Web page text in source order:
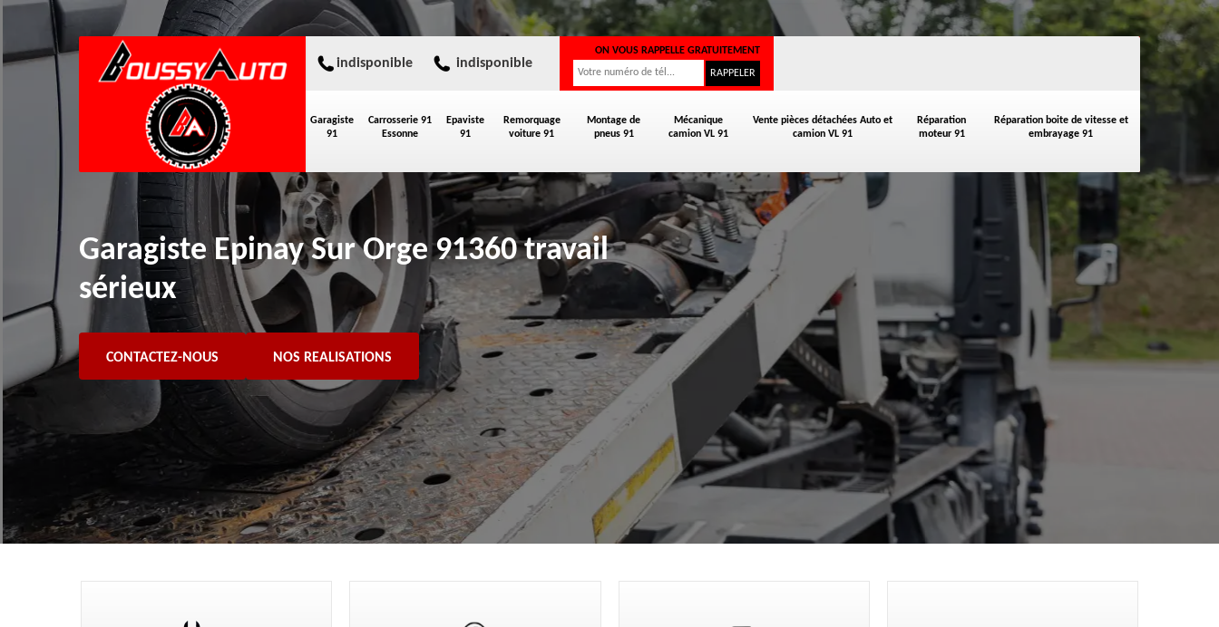
Garagiste
91
Carrosserie 91
Essonne
Epaviste
91
Remorquage
voiture 91
Montage de
pneus 91
Mécanique
camion VL 91
Vente pièces détachées Auto et
camion VL 91
Réparation
moteur 91
Réparation boite de vitesse et
embrayage 91
indisponible indisponible
ON VOUS RAPPELLE GRATUITEMENT
Garagiste Epinay Sur Orge 91360 travail
sérieux
CONTACTEZ-NOUS NOS REALISATIONS